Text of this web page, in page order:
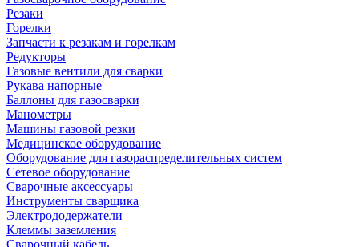
Резаки
Горелки
Запчасти к резакам и горелкам
Редукторы
Газовые вентили для сварки
Рукава напорные
Баллоны для газосварки
Манометры
Машины газовой резки
Медицинское оборудование
Оборудование для газораспределительных систем
Сетевое оборудование
Сварочные аксессуары
Инструменты сварщика
Электрододержатели
Клеммы заземления
Сварочный кабель